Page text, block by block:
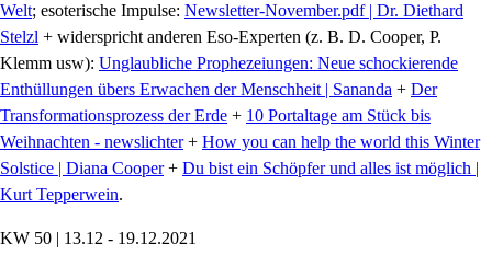
Welt; esoterische Impulse: Newsletter-November.pdf | Dr. Diethard
Stelzl + widerspricht anderen Eso-Experten (z. B. D. Cooper, P.
Klemm usw): Unglaubliche Prophezeiungen: Neue schockierende
Enthüllungen übers Erwachen der Menschheit | Sananda + Der
Transformationsprozess der Erde + 10 Portaltage am Stück bis
Weihnachten - newslichter+ How you can help the world this Winter
Solstice | Diana Cooper+ Du bist ein Schöpfer und alles ist möglich |
Kurt Tepperwein.
KW 50 | 13.12 - 19.12.2021